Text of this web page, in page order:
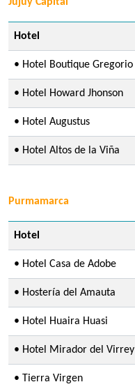
Hotel
• Hotel Boutique Gregorio
• Hotel Howard Jhonson
• Hotel Augustus
• Hotel Altos de la Viña
Purmamarca
Hotel
• Hotel Casa de Adobe
• Hostería del Amauta
• Hotel Huaira Huasi
• Hotel Mirador del Virrey
• Tierra Virgen